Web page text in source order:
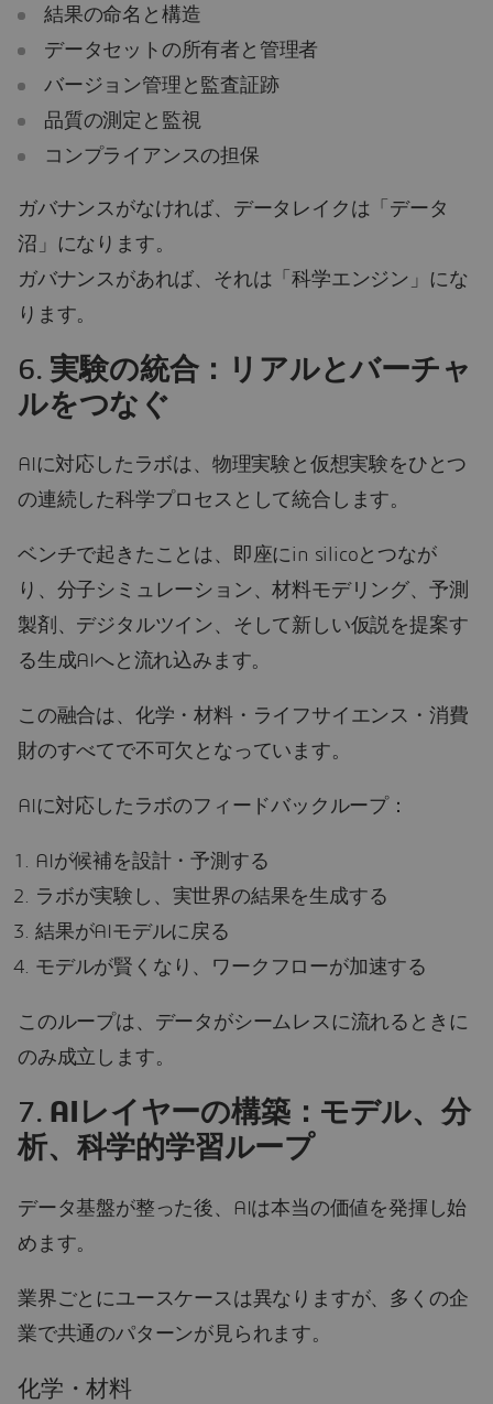
結果の命名と構造
データセットの所有者と管理者
バージョン管理と監査証跡
品質の測定と監視
コンプライアンスの担保
ガバナンスがなければ、データレイクは「データ
沼」になります。
ガバナンスがあれば、それは「科学エンジン」にな
ります。
6. 実験の統合：リアルとバーチャ
ルをつなぐ
AIに対応したラボは、物理実験と仮想実験をひとつ
の連続した科学プロセスとして統合します。
ベンチで起きたことは、即座にin silicoとつなが
り、分子シミュレーション、材料モデリング、予測
製剤、デジタルツイン、そして新しい仮説を提案す
る生成AIへと流れ込みます。
この融合は、化学・材料・ライフサイエンス・消費
財のすべてで不可欠となっています。
AIに対応したラボのフィードバックループ：
AIが候補を設計・予測する
ラボが実験し、実世界の結果を生成する
結果がAIモデルに戻る
モデルが賢くなり、ワークフローが加速する
このループは、データがシームレスに流れるときに
のみ成立します。
7. AIレイヤーの構築：モデル、分
析、科学的学習ループ
データ基盤が整った後、AIは本当の価値を発揮し始
めます。
業界ごとにユースケースは異なりますが、多くの企
業で共通のパターンが見られます。
化学・材料